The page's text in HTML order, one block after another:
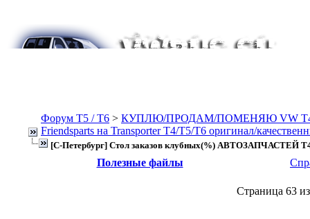
Форум Т5 / T6 > КУПЛЮ/ПРОДАМ/ПОМЕНЯЮ VW T4,
Friendsparts на Transporter T4/T5/T6 оригинал/
[С-Петербург] Стол заказов клубных(%) АВТОЗАПЧАСТЕЙ
Полезные файлы
Страница 63